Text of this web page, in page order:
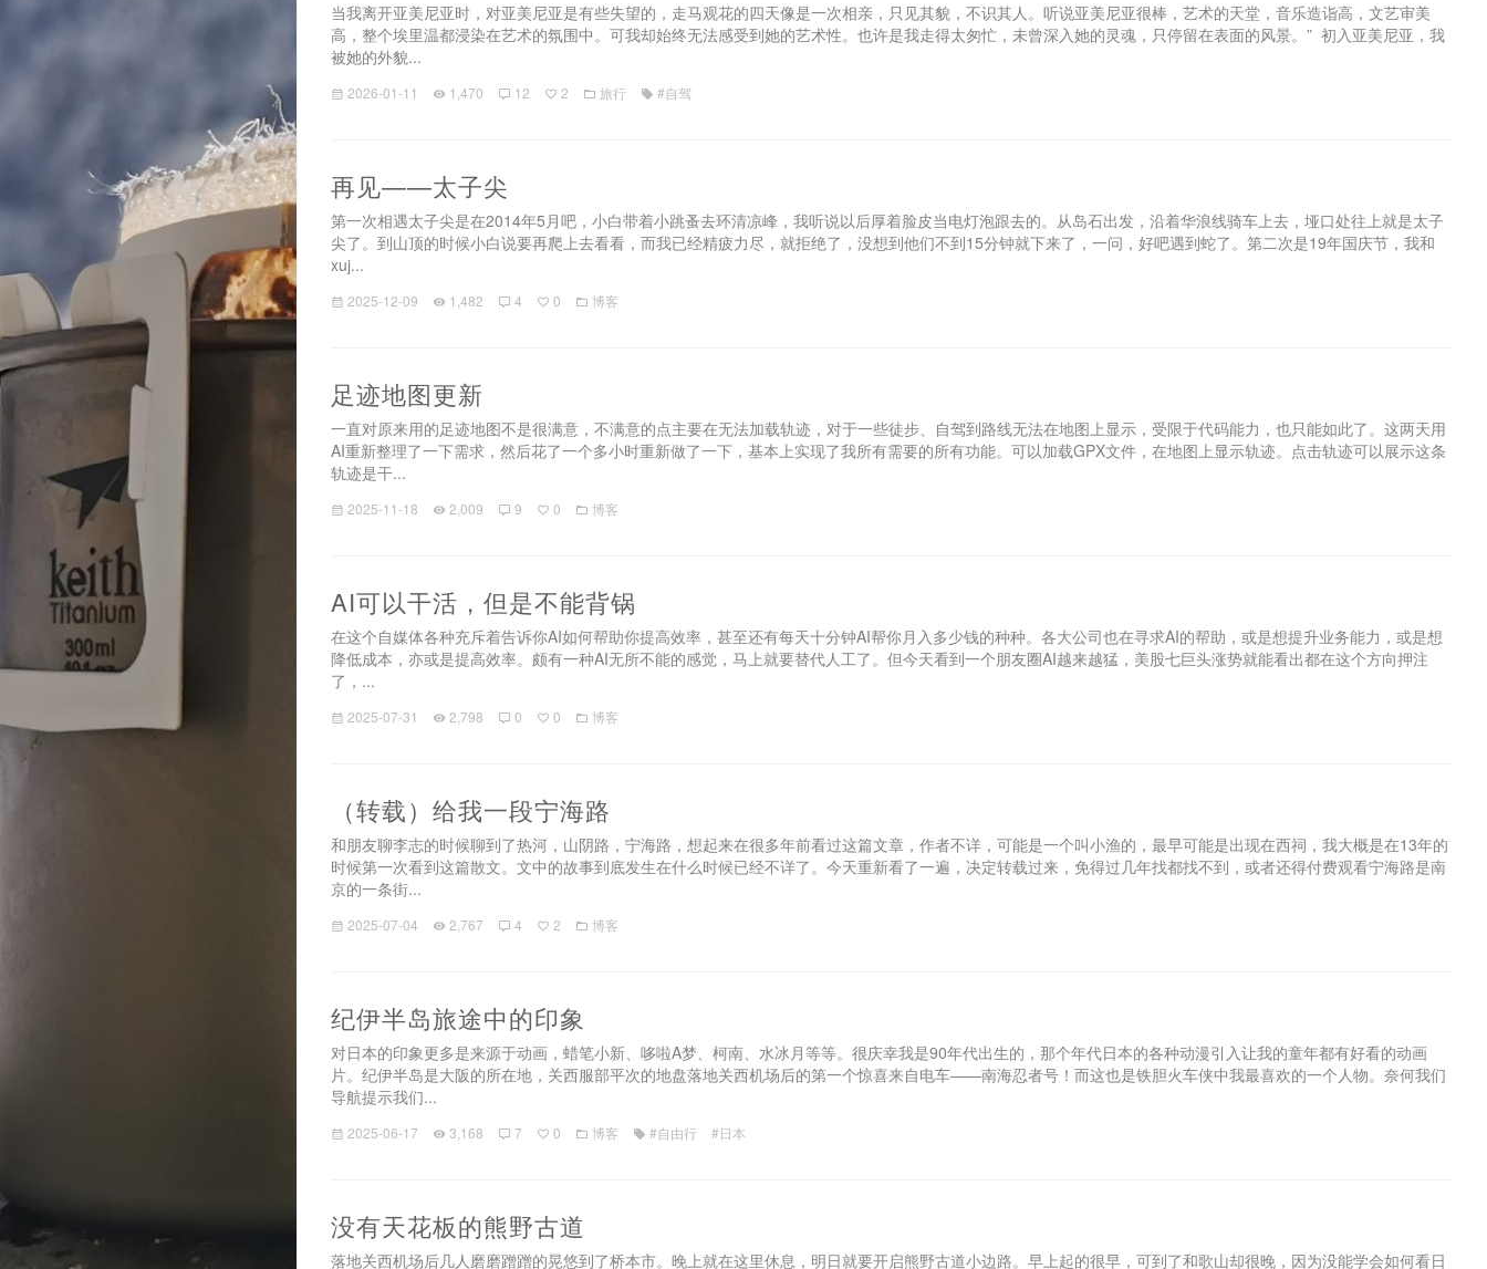
当我离开亚美尼亚时，对亚美尼亚是有些失望的，走马观花的四天像是一次相亲，只见其貌，不识其人。听说亚美尼亚很棒，艺术的天堂，音乐造诣高，文艺审美
高，整个埃里温都浸染在艺术的氛围中。可我却始终无法感受到她的艺术性。也许是我走得太匆忙，未曾深入她的灵魂，只停留在表面的风景。” 初入亚美尼亚，我
被她的外貌...
2026-01-11 1,470 12 2 旅行 #自驾
再见——太子尖
第一次相遇太子尖是在2014年5月吧，小白带着小跳蚤去环清凉峰，我听说以后厚着脸皮当电灯泡跟去的。从岛石出发，沿着华浪线骑车上去，垭口处往上就是太子
尖了。到山顶的时候小白说要再爬上去看看，而我已经精疲力尽，就拒绝了，没想到他们不到15分钟就下来了，一问，好吧遇到蛇了。第二次是19年国庆节，我和
xuj...
2025-12-09 1,482 4 0 博客
足迹地图更新
一直对原来用的足迹地图不是很满意，不满意的点主要在无法加载轨迹，对于一些徒步、自驾到路线无法在地图上显示，受限于代码能力，也只能如此了。这两天用
AI重新整理了一下需求，然后花了一个多小时重新做了一下，基本上实现了我所有需要的所有功能。可以加载GPX文件，在地图上显示轨迹。点击轨迹可以展示这条
轨迹是干...
2025-11-18 2,009 9 0 博客
AI可以干活，但是不能背锅
在这个自媒体各种充斥着告诉你AI如何帮助你提高效率，甚至还有每天十分钟AI帮你月入多少钱的种种。各大公司也在寻求AI的帮助，或是想提升业务能力，或是想
降低成本，亦或是提高效率。颇有一种AI无所不能的感觉，马上就要替代人工了。但今天看到一个朋友圈AI越来越猛，美股七巨头涨势就能看出都在这个方向押注
了，...
2025-07-31 2,798 0 0 博客
（转载）给我一段宁海路
和朋友聊李志的时候聊到了热河，山阴路，宁海路，想起来在很多年前看过这篇文章，作者不详，可能是一个叫小渔的，最早可能是出现在西祠，我大概是在13年的
时候第一次看到这篇散文。文中的故事到底发生在什么时候已经不详了。今天重新看了一遍，决定转载过来，免得过几年找都找不到，或者还得付费观看宁海路是南
京的一条街...
2025-07-04 2,767 4 2 博客
纪伊半岛旅途中的印象
对日本的印象更多是来源于动画，蜡笔小新、哆啦A梦、柯南、水冰月等等。很庆幸我是90年代出生的，那个年代日本的各种动漫引入让我的童年都有好看的动画
片。纪伊半岛是大阪的所在地，关西服部平次的地盘落地关西机场后的第一个惊喜来自电车——南海忍者号！而这也是铁胆火车侠中我最喜欢的一个人物。奈何我们
导航提示我们...
2025-06-17 3,168 7 0 博客 #自由行 #日本
没有天花板的熊野古道
落地关西机场后几人磨磨蹭蹭的晃悠到了桥本市。晚上就在这里休息，明日就要开启熊野古道小边路。早上起的很早，可到了和歌山却很晚，因为没能学会如何看日